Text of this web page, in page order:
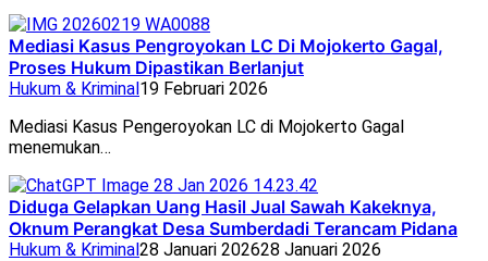
Mediasi Kasus Pengroyokan LC Di Mojokerto Gagal,
Proses Hukum Dipastikan Berlanjut
Hukum & Kriminal19 Februari 2026
Mediasi Kasus Pengeroyokan LC di Mojokerto Gagal
menemukan…
Diduga Gelapkan Uang Hasil Jual Sawah Kakeknya,
Oknum Perangkat Desa Sumberdadi Terancam Pidana
Hukum & Kriminal28 Januari 202628 Januari 2026